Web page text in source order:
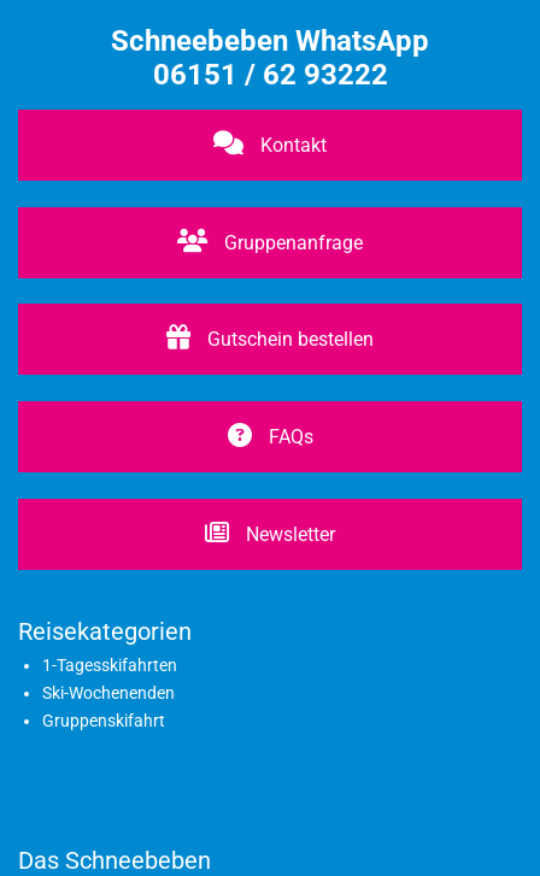
Schneebeben WhatsApp
06151 / 62 93222
Kontakt
Gruppenanfrage
Gutschein bestellen
FAQs
Newsletter
Reisekategorien
1-Tagesskifahrten
Ski-Wochenenden
Gruppenskifahrt
Das Schneebeben